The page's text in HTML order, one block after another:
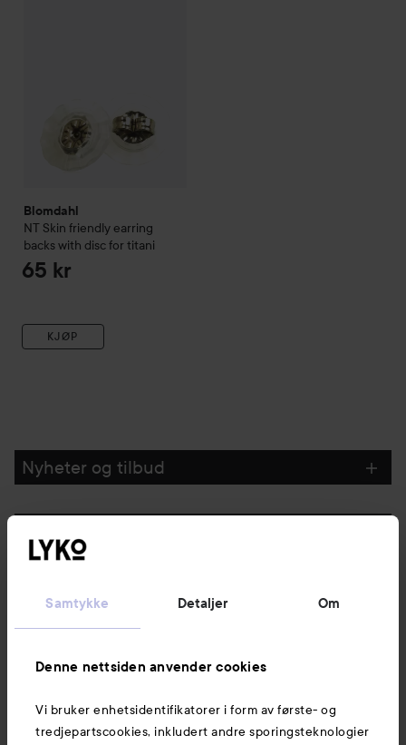
Samtykke Detaljer Om
Denne nettsiden anvender cookies
Vi bruker enhetsidentifikatorer i form av første- og
tredjepartscookies, inkludert andre sporingsteknologier
Blomdahl
NT Skin friendly earring
backs with disc for titani
65 kr
KJØP
Nyheter og tilbud
Kundeservice
Informasjon
Også av interesse